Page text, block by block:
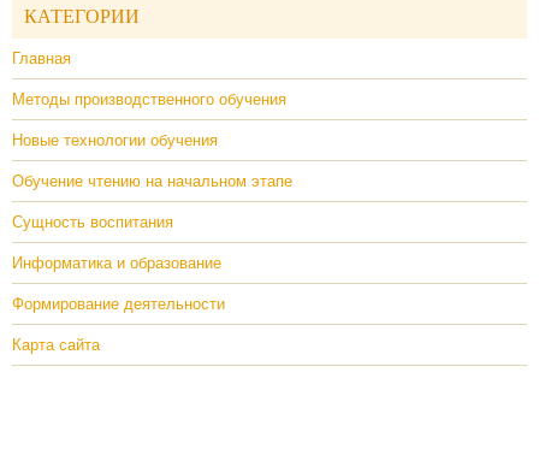
КАТЕГОРИИ
Главная
Методы производственного обучения
Новые технологии обучения
Обучение чтению на начальном этапе
Сущность воспитания
Информатика и образование
Формирование деятельности
Карта сайта